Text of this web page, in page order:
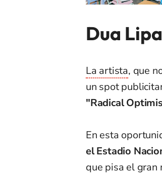
Dua
La artista, que
un spot
"Radical
En esta
el Estadio
que pisa el gran